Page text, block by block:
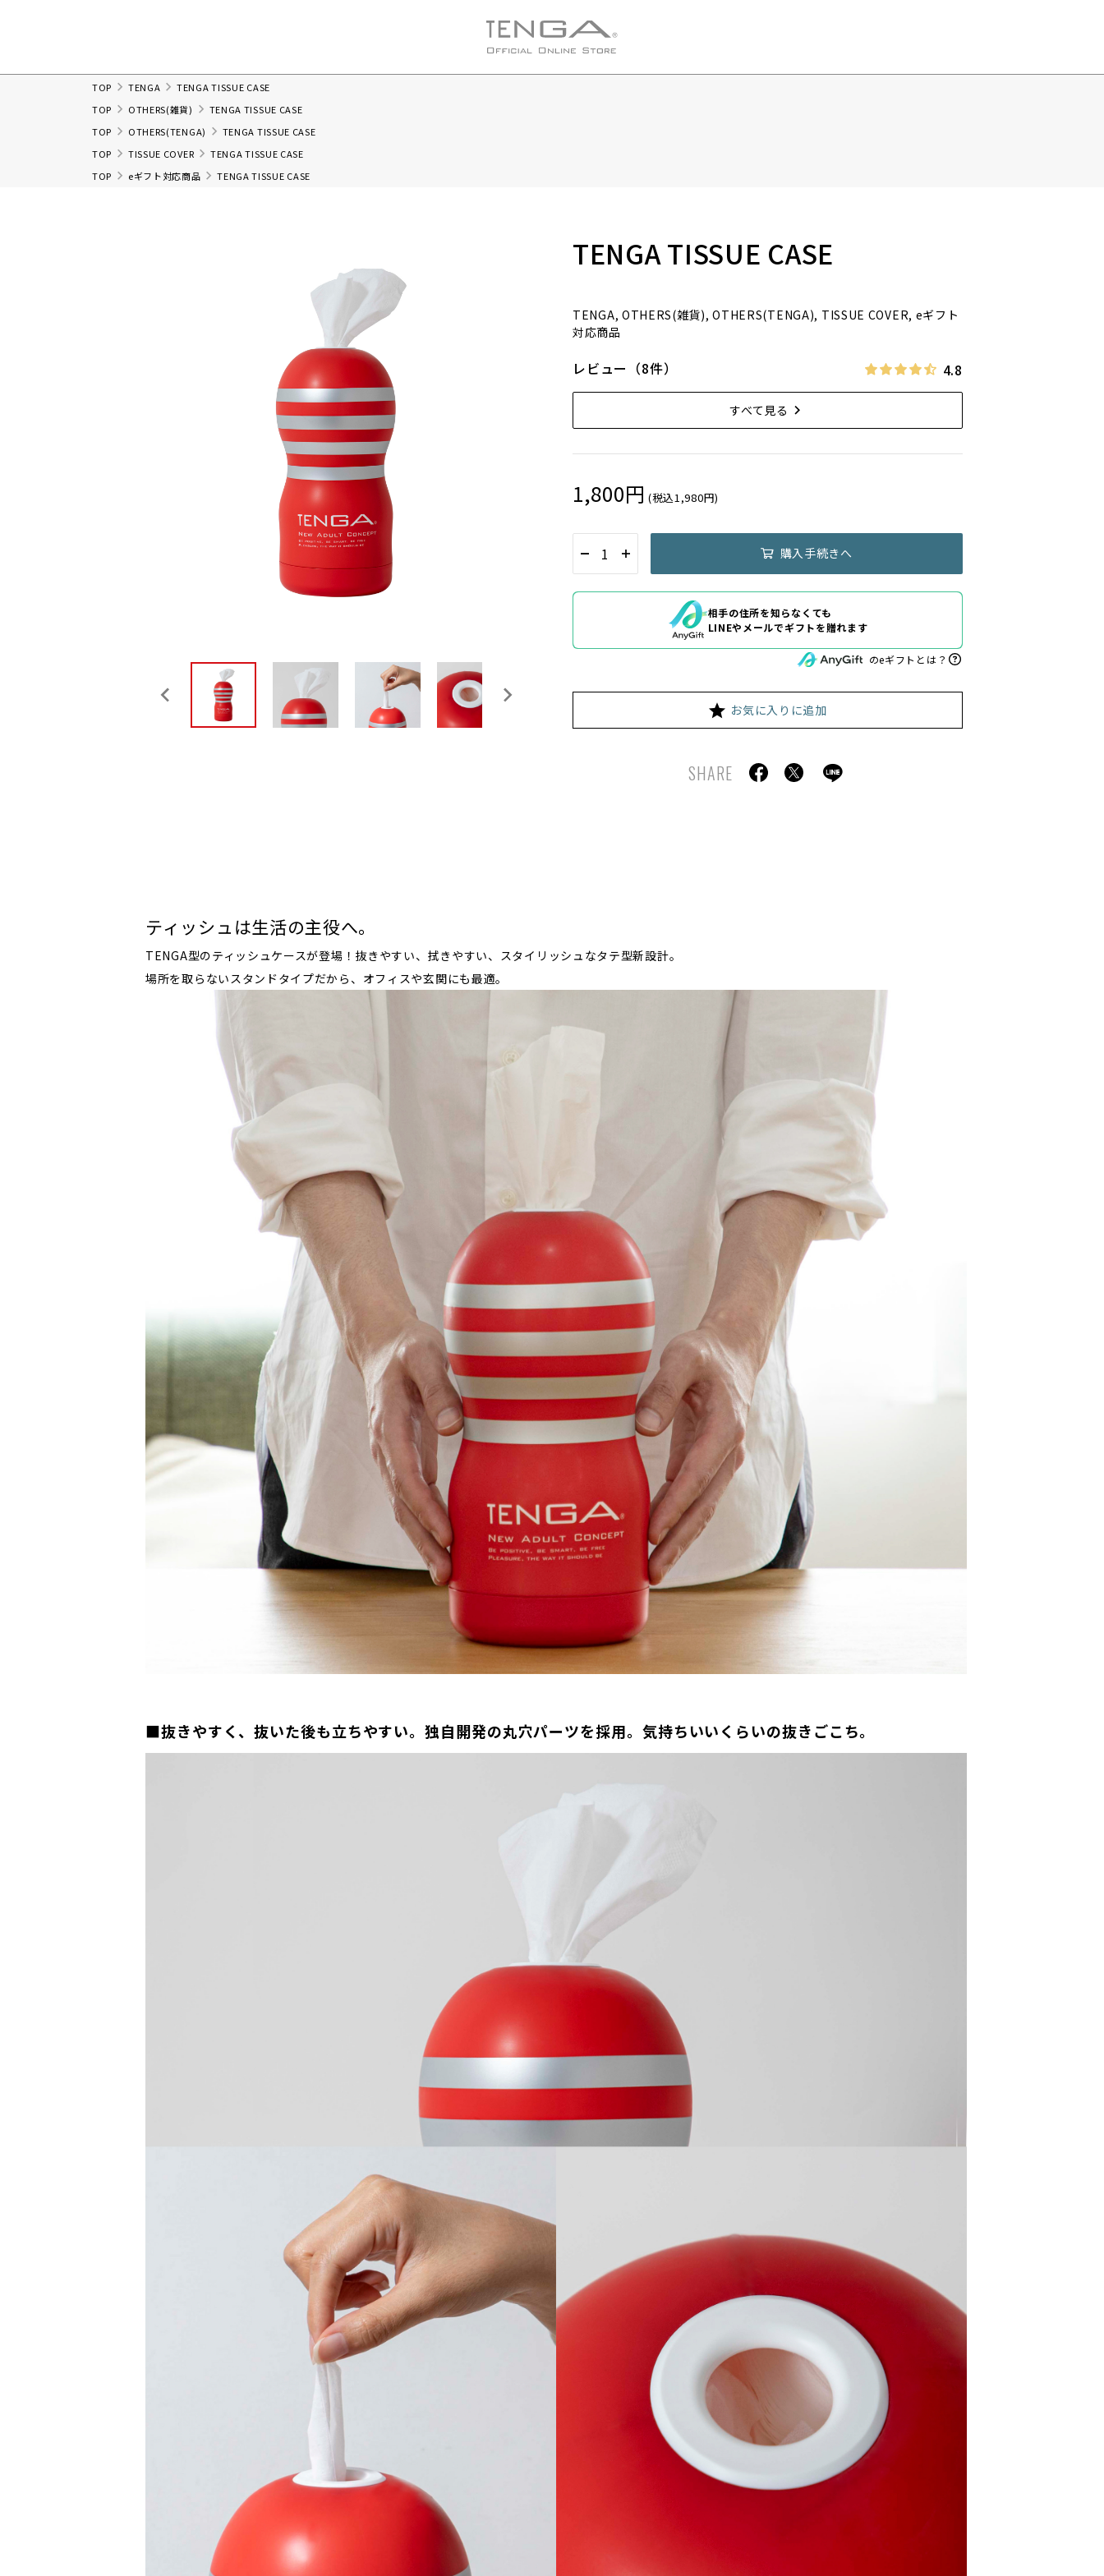
TOP TENGA
TENGA TISSUE CASE
TOP
OTHERS(雑貨)
TENGA TISSUE CASE
TOP
OTHERS(TENGA)
TENGA TISSUE CASE
TOP
TISSUE COVER
TENGA TISSUE CASE
TOP
eギフト対応商品 TENGA TISSUE CASE
TENGA TISSUE CASE
TENGA, OTHERS(雑貨), OTHERS(TENGA), TISSUE COVER, eギフト
対応商品
レビュー（8件） 4.8
すべて見る
1,800円 (税込1,980円)
購入手続きへ
相手の住所を知らなくても
LINEやメールでギフトを贈れます
のeギフトとは？
お気に入りに追加
SHARE
ティッシュは生活の主役へ。
TENGA型のティッシュケースが登場！抜きやすい、拭きやすい、スタイリッシュなタテ型新設計。
場所を取らないスタンドタイプだから、オフィスや玄関にも最適。
■抜きやすく、抜いた後も立ちやすい。独自開発の丸穴パーツを採用。気持ちいいくらいの抜きごこち。